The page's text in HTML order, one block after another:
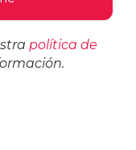
política de